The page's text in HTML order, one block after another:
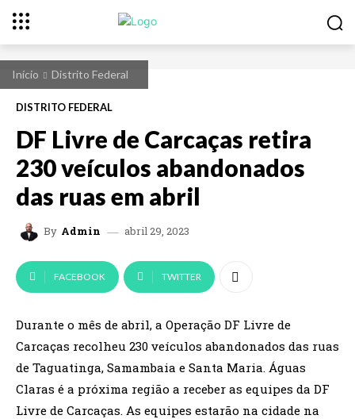
Início Distrito Federal
DISTRITO FEDERAL
DF Livre de Carcaças retira
230 veículos abandonados
das ruas em abril
By Admin abril 29, 2023
FACEBOOK TWITTER
Durante o mês de abril, a Operação DF Livre de
Carcaças recolheu 230 veículos abandonados das ruas
de Taguatinga, Samambaia e Santa Maria. Águas
Claras é a próxima região a receber as equipes da DF
Livre de Carcaças. As equipes estarão na cidade na